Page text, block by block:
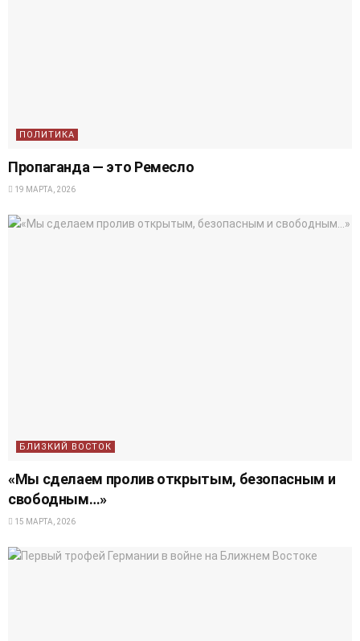
ПОЛИТИКА
Пропаганда — это Ремесло
19 МАРТА, 2026
БЛИЗКИЙ ВОСТОК
«Мы сделаем пролив открытым, безопасным и
свободным…»
15 МАРТА, 2026